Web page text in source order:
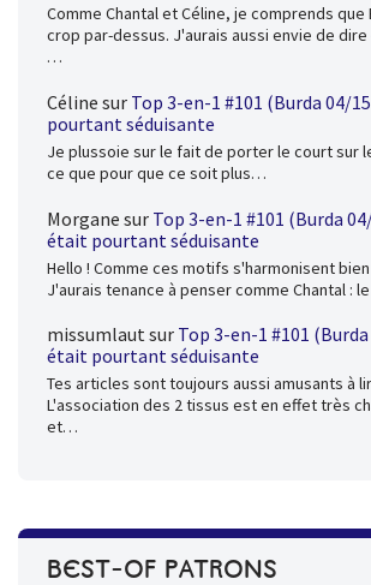
Comme Chantal et Céline, je comprends que
crop par-dessus. J'aurais aussi envie de
…
Céline sur Top 3-en-1 #101 (Burda 04/
pourtant séduisante
Je plussoie sur le fait de porter le court sur
ce que pour que ce soit plus…
Morgane sur Top 3-en-1 #101 (Burda
était pourtant séduisante
Hello ! Comme ces motifs s'harmonisent
J'aurais tenance à penser comme Chantal :
missumlautsur Top 3-en-1 #101 (Burda
était pourtant séduisante
Tes articles sont toujours aussi amusants à
L'association des 2 tissus est en effet très
et…
BEST-OF PATRONS